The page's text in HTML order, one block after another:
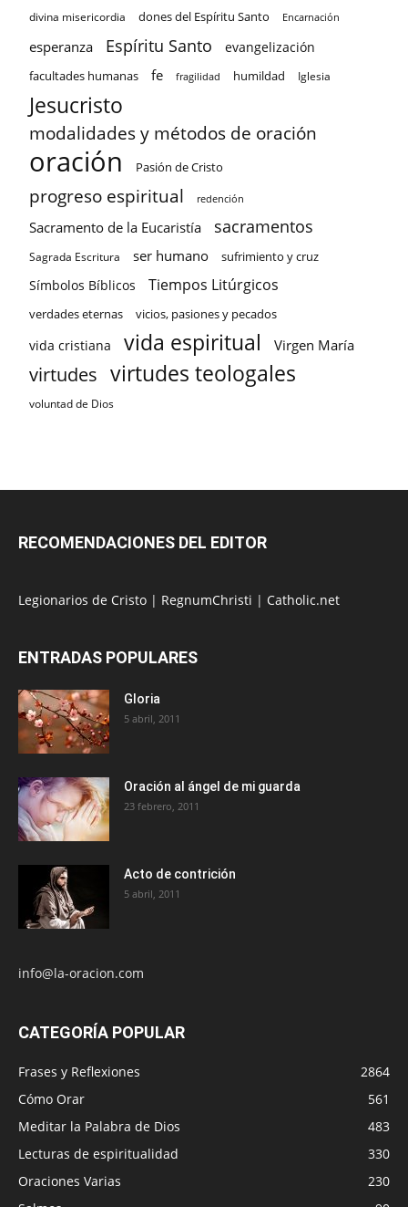
divina misericordia dones del Espíritu Santo Encarnación
esperanza Espíritu Santo evangelización
facultades humanas fe fragilidad humildad Iglesia
Jesucristo
modalidades y métodos de oración
oración Pasión de Cristo
progreso espiritual redención
Sacramento de la Eucaristía sacramentos
Sagrada Escritura ser humano sufrimiento y cruz
Símbolos Bíblicos Tiempos Litúrgicos
verdades eternas vicios, pasiones y pecados
vida cristiana vida espiritual Virgen María
virtudes virtudes teologales
voluntad de Dios
RECOMENDACIONES DEL EDITOR
Legionarios de Cristo | RegnumChristi | Catholic.net
ENTRADAS POPULARES
Gloria
5 abril, 2011
Oración al ángel de mi guarda
23 febrero, 2011
Acto de contrición
5 abril, 2011
info@la-oracion.com
CATEGORÍA POPULAR
Frases y Reflexiones
2864
Cómo Orar
561
Meditar la Palabra de Dios
483
Lecturas de espiritualidad
330
Oraciones Varias
230